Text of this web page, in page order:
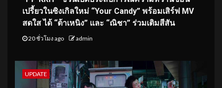
เปรี้ยวในซิงเกิลใหม่ “Your Candy” พร้อมเสิร์ฟ MV
สดใส ได้ “ต้าเหนิง” และ “ณิชา” ร่วมเติมสีสัน
20 ชั่วโมง ago admin
UPDATE